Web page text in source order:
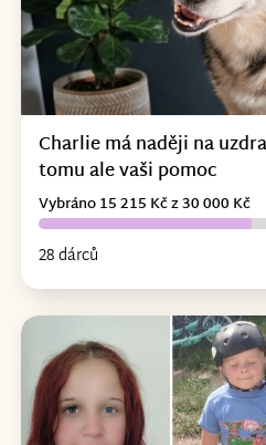
Charlie má naději na
tomu ale vaši pomoc
28 dárců
Vybráno 15 215 Kč z 30 000 Kč